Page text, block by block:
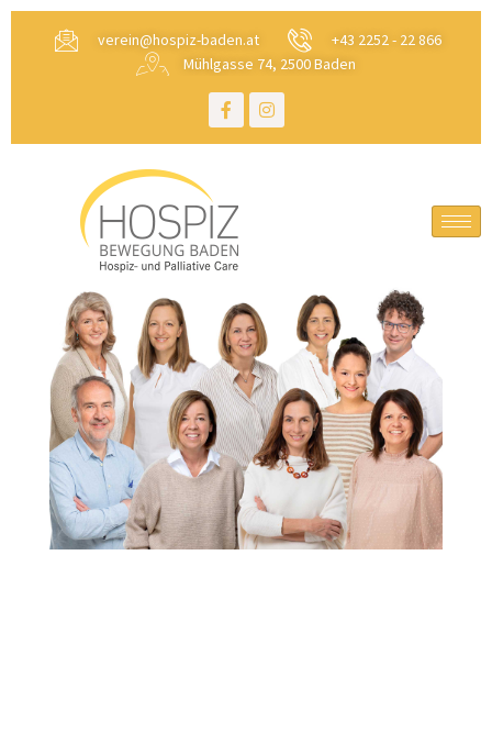
verein@hospiz-baden.at
+43 2252 - 22 866
Mühlgasse 74, 2500 Baden